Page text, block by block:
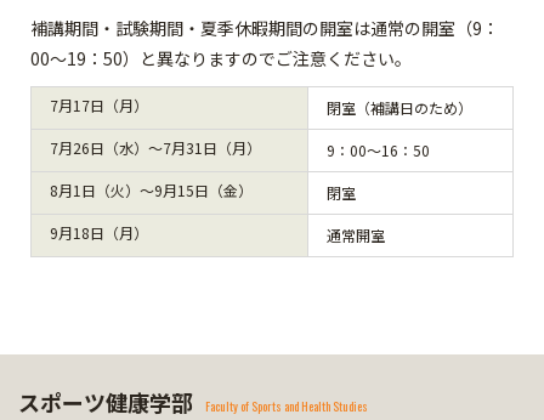
補講期間・試験期間・夏季休暇期間の開室は通常の開室（9：
00～19：50）と異なりますのでご注意ください。
7月17日（月）
閉室（補講日のため）
7月26日（水）～7月31日（月）
9：00～16：50
8月1日（火）～9月15日（金）
閉室
9月18日（月）
通常開室
スポーツ健康学部 Faculty of Sports and Health Studies